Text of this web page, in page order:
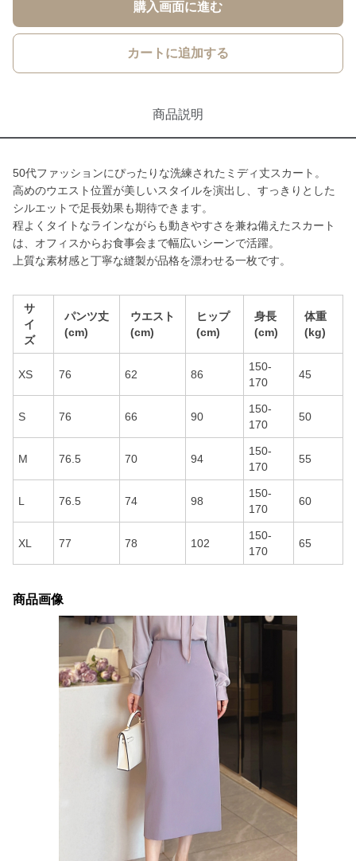
購入画面に進む
カートに追加する
商品説明
50代ファッションにぴったりな洗練されたミディ丈スカート。
高めのウエスト位置が美しいスタイルを演出し、すっきりとした
シルエットで足長効果も期待できます。
程よくタイトなラインながらも動きやすさを兼ね備えたスカート
は、オフィスからお食事会まで幅広いシーンで活躍。
上質な素材感と丁寧な縫製が品格を漂わせる一枚です。
サ
イ
ズ
パンツ丈
(cm)
ウエスト
(cm)
ヒップ
(cm)
身長
(cm)
体重
(kg)
XS 76 62 86
150-
170
45
S 76 66 90
150-
170
50
M 76.5 70 94
150-
170
55
L 76.5 74 98
150-
170
60
XL 77 78 102
150-
170
65
商品画像